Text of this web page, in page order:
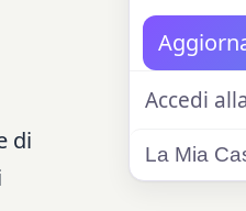
di
Accedi
La Mia